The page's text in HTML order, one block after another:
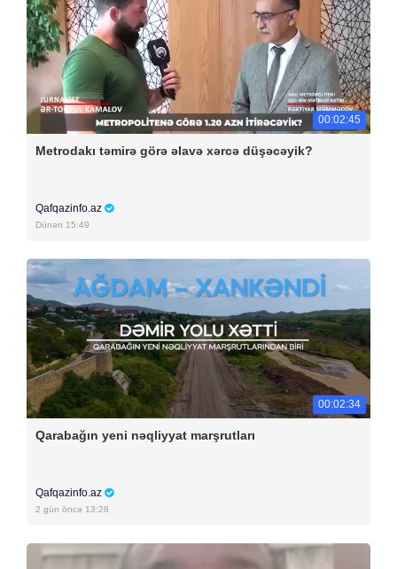
00:02:45
Metrodakı təmirə görə əlavə xərcə düşəcəyik?
Qafqazinfo.az
Dünən 15:49
00:02:34
Qarabağın yeni nəqliyyat marşrutları
Qafqazinfo.az
2 gün öncə 13:28